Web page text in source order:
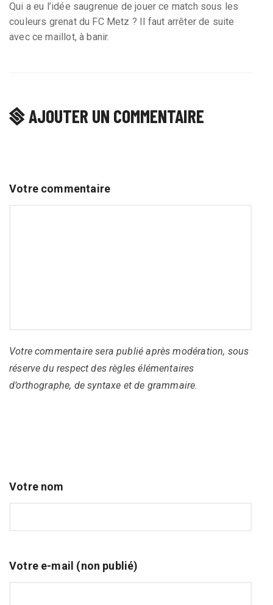
Qui a eu l’idée saugrenue de jouer ce match sous les
couleurs grenat du FC Metz ? Il faut arrêter de suite
avec ce maillot, à banir.
AJOUTER UN COMMENTAIRE
Votre commentaire
Votre commentaire sera publié après modération, sous
réserve du respect des règles élémentaires
d’orthographe, de syntaxe et de grammaire.
Votre nom
Votre e-mail (non publié)